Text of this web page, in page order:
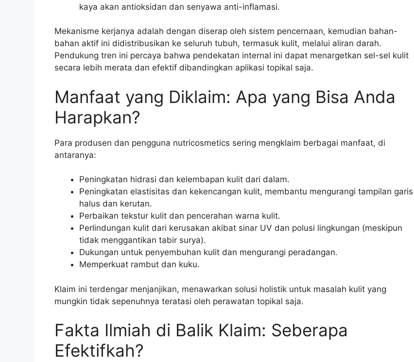
kaya akan antioksidan dan senyawa anti-inflamasi.
Mekanisme kerjanya adalah dengan diserap oleh sistem pencernaan, kemudian bahan-
bahan aktif ini didistribusikan ke seluruh tubuh, termasuk kulit, melalui aliran darah.
Pendukung tren ini percaya bahwa pendekatan internal ini dapat menargetkan sel-sel kulit
secara lebih merata dan efektif dibandingkan aplikasi topikal saja.
Manfaat yang Diklaim: Apa yang Bisa Anda
Harapkan?
Para produsen dan pengguna nutricosmetics sering mengklaim berbagai manfaat, di
antaranya:
Peningkatan hidrasi dan kelembapan kulit dari dalam.
Peningkatan elastisitas dan kekencangan kulit, membantu mengurangi tampilan garis
halus dan kerutan.
Perbaikan tekstur kulit dan pencerahan warna kulit.
Perlindungan kulit dari kerusakan akibat sinar UV dan polusi lingkungan (meskipun
tidak menggantikan tabir surya).
Dukungan untuk penyembuhan kulit dan mengurangi peradangan.
Memperkuat rambut dan kuku.
Klaim ini terdengar menjanjikan, menawarkan solusi holistik untuk masalah kulit yang
mungkin tidak sepenuhnya teratasi oleh perawatan topikal saja.
Fakta Ilmiah di Balik Klaim: Seberapa
Efektifkah?